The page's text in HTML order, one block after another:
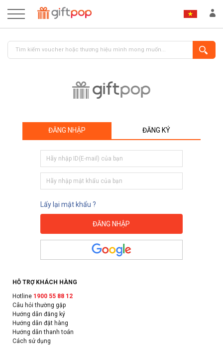
ĐĂNG NHẬP ĐĂNG KÝ
Lấy lại mật khẩu ?
HỖ TRỢ KHÁCH HÀNG
Hotline 1900 55 88 12
Câu hỏi thường gặp
Hướng dẫn đăng ký
Hướng dẫn đặt hàng
Hướng dẫn thanh toán
Cách sử dụng